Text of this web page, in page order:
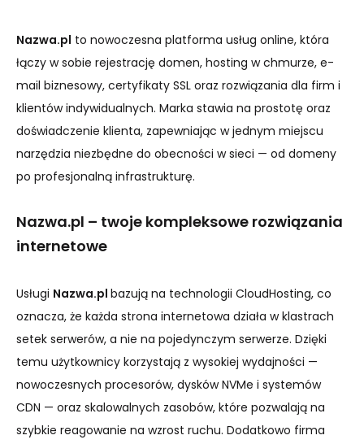
Nazwa.pl to nowoczesna platforma usług online, która
łączy w sobie rejestrację domen, hosting w chmurze, e-
mail biznesowy, certyfikaty SSL oraz rozwiązania dla firm i
klientów indywidualnych. Marka stawia na prostotę oraz
doświadczenie klienta, zapewniając w jednym miejscu
narzędzia niezbędne do obecności w sieci — od domeny
po profesjonalną infrastrukturę.
Nazwa.pl – twoje kompleksowe rozwiązania
internetowe
Usługi Nazwa.pl bazują na technologii CloudHosting, co
oznacza, że każda strona internetowa działa w klastrach
setek serwerów, a nie na pojedynczym serwerze. Dzięki
temu użytkownicy korzystają z wysokiej wydajności —
nowoczesnych procesorów, dysków NVMe i systemów
CDN — oraz skalowalnych zasobów, które pozwalają na
szybkie reagowanie na wzrost ruchu. Dodatkowo firma